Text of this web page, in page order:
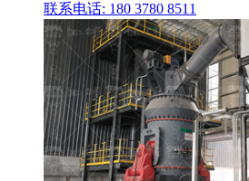
联系电话: 180 3780 8511